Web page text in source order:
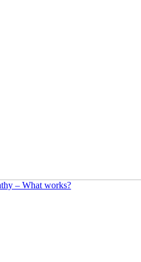
– What works?